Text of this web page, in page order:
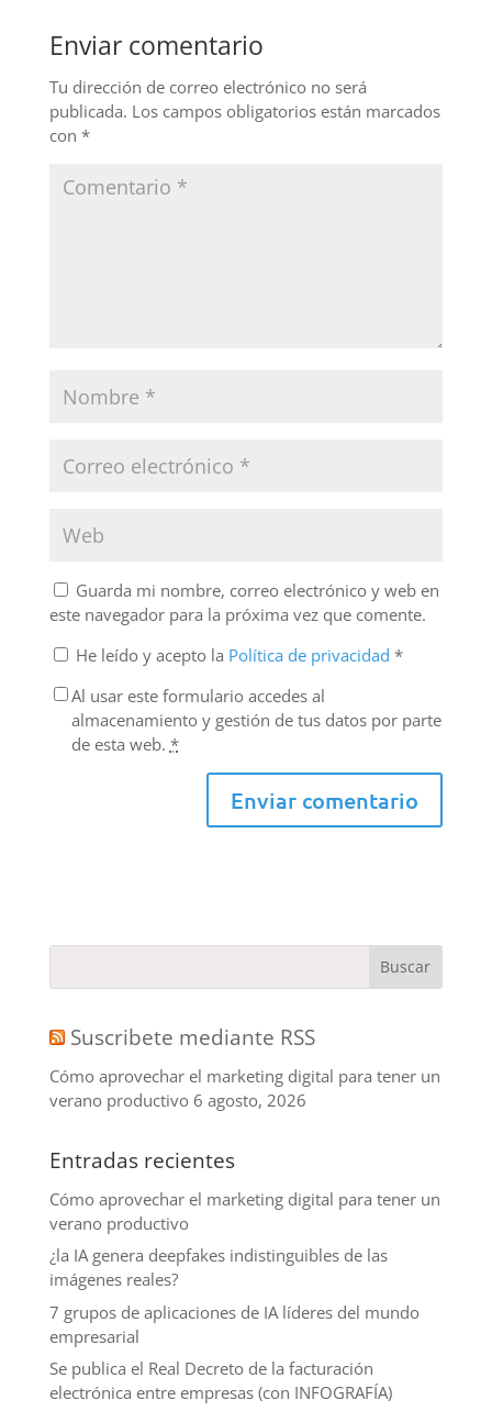
b
o
o
k
n
Enviar comentario
Tu dirección de correo electrónico no será
publicada. Los campos obligatorios están marcados
con *
Guarda mi nombre, correo electrónico y web en
este navegador para la próxima vez que comente.
He leído y acepto la Política de privacidad *
Al usar este formulario accedes al
almacenamiento y gestión de tus datos por parte
de esta web. *
Suscribete mediante RSS
Cómo aprovechar el marketing digital para tener un
verano productivo 6 agosto, 2026
Entradas recientes
Cómo aprovechar el marketing digital para tener un
verano productivo
¿la IA genera deepfakes indistinguibles de las
imágenes reales?
7 grupos de aplicaciones de IA líderes del mundo
empresarial
Se publica el Real Decreto de la facturación
electrónica entre empresas (con INFOGRAFÍA)